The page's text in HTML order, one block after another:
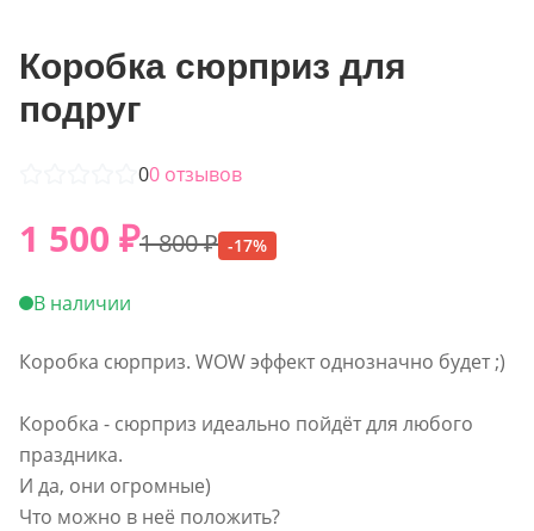
Коробка сюрприз для
подруг
00 отзывов
1 500 ₽1 800₽ -17%
В наличии
Коробка сюрприз. WOW эффект однозначно будет ;)
Коробка - сюрприз идеально пойдёт для любого
праздника.
И да, они огромные)
Что можно в неё положить?